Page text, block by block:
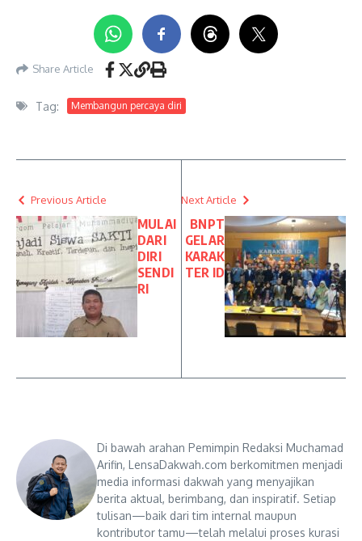
Share Article
Tag: Membangun percaya diri
Previous Article
MULAI
DARI
DIRI
SENDI
RI
Next Article
BNPT
GELAR
KARAK
TER ID
Di bawah arahan Pemimpin Redaksi Muchamad
Arifin, LensaDakwah.com berkomitmen menjadi
media informasi dakwah yang menyajikan
berita aktual, berimbang, dan inspiratif. Setiap
tulisan—baik dari tim internal maupun
kontributor tamu—telah melalui proses kurasi